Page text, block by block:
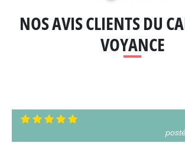
NOS AVIS CLIENTS DU
VOYANCE